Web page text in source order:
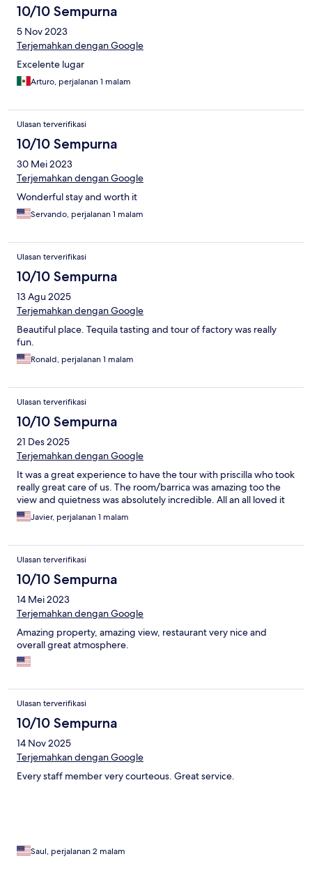
10/10 Sempurna
5 Nov 2023
Terjemahkan dengan Google
Excelente lugar
Arturo, perjalanan 1 malam
Ulasan terverifikasi
10/10 Sempurna
30 Mei 2023
Terjemahkan dengan Google
Wonderful stay and worth it
Servando, perjalanan 1 malam
Ulasan terverifikasi
10/10 Sempurna
13 Agu 2025
Terjemahkan dengan Google
Beautiful place. Tequila tasting and tour of factory was really
fun.
Ronald, perjalanan 1 malam
Ulasan terverifikasi
10/10 Sempurna
21 Des 2025
Terjemahkan dengan Google
It was a great experience to have the tour with priscilla who took
really great care of us. The room/barrica was amazing too the
view and quietness was absolutely incredible. All an all loved it
Javier, perjalanan 1 malam
Ulasan terverifikasi
10/10 Sempurna
14 Mei 2023
Terjemahkan dengan Google
Amazing property, amazing view, restaurant very nice and
overall great atmosphere.
Ulasan terverifikasi
10/10 Sempurna
14 Nov 2025
Terjemahkan dengan Google
Every staff member very courteous. Great service.
Saul, perjalanan 2 malam